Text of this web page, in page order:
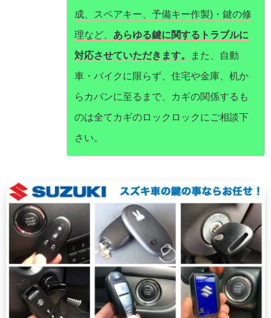
成、スペアキー、予備キー作製)・鍵の修
理など、 あらゆる鍵に関するトラブルに
対応させていただきます。
また、自動
車・バイクに限らず、住宅や金庫、机か
らカバンに至るまで、カギの関係するも
のは全てカギのロックロックにご相談下
さい。